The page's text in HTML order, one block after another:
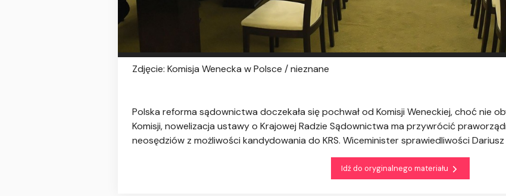
Zdjęcie: Komisja Wenecka w Polsce / nieznane
Polska reforma sądownictwa doczekała się pochwał od Komisji Weneckiej, choć nie
Komisji, nowelizacja ustawy o Krajowej Radzie Sądownictwa ma przywrócić
neosędziów z możliwości kandydowania do KRS. Wiceminister sprawiedliwości
Idź do oryginalnego materiału